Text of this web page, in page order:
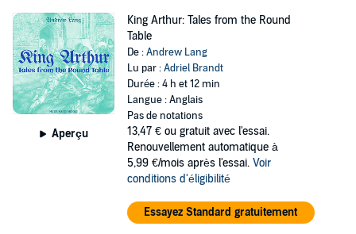
Aperçu
King Arthur: Tales from the Round
Table
De :Andrew Lang
Lu par :Adriel Brandt
Durée : 4 h et 12 min
Langue : Anglais
Pas de notations
13,47 € ou gratuit avec l'essai.
Renouvellement automatique à
5,99 €/mois après l'essai. Voir
conditions d'éligibilité
Essayez Standard gratuitement